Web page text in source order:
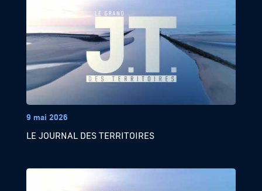
9 mai 2026
LE JOURNAL DES TERRITOIRES